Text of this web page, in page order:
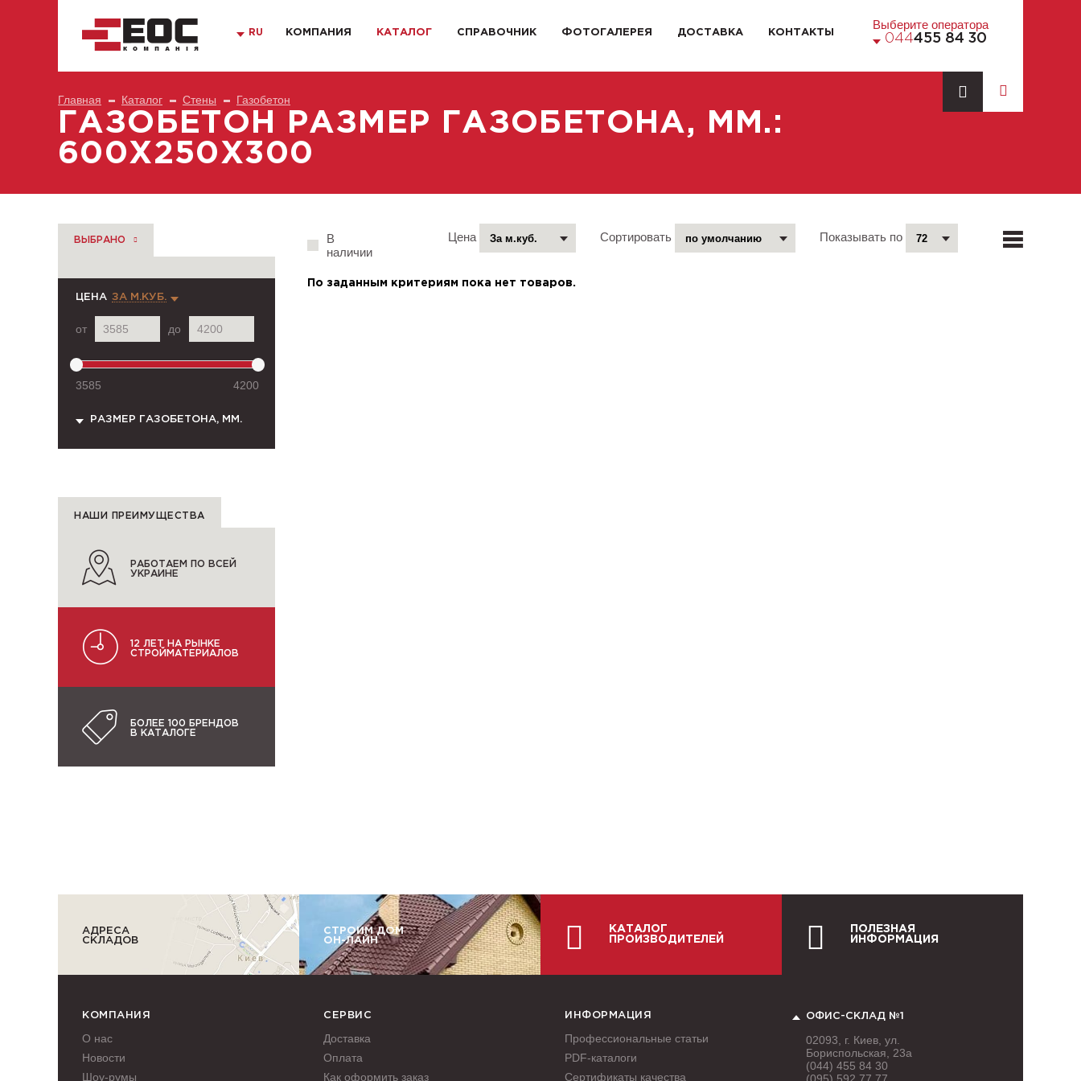
RU КОМПАНИЯ КАТАЛОГ СПРАВОЧНИК ФОТОГАЛЕРЕЯ ДОСТАВКА КОНТАКТЫ
Выберите оператора
044455 84 30
Главная Каталог Стены Газобетон
ГАЗОБЕТОН РАЗМЕР ГАЗОБЕТОНА, ММ.:
600Х250Х300
ВЫБРАНО
ЦЕНА ЗА М.КУБ.
от до
3585 4200
РАЗМЕР ГАЗОБЕТОНА, ММ.
НАШИ ПРЕИМУЩЕСТВА
РАБОТАЕМ ПО ВСЕЙ
УКРАИНЕ
12 ЛЕТ НА РЫНКЕ
СТРОЙМАТЕРИАЛОВ
БОЛЕЕ 100 БРЕНДОВ
В КАТАЛОГЕ
В
наличии
Цена Сортировать Показывать по
По заданным критериям пока нет товаров.
АДРЕСА
СКЛАДОВ
СТРОИМ ДОМ
ОН-ЛАЙН
КАТАЛОГ
ПРОИЗВОДИТЕЛЕЙ
ПОЛЕЗНАЯ
ИНФОРМАЦИЯ
КОМПАНИЯ
О нас
Новости
Шоу-румы
СЕРВИС
Доставка
Оплата
Как оформить заказ
ИНФОРМАЦИЯ
Профессиональные статьи
PDF-каталоги
Сертификаты качества
ОФИС-СКЛАД №1
02093, г. Киев, ул.
Бориспольская, 23а
(044) 455 84 30